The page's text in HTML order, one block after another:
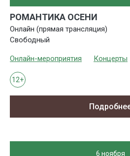
РОМАНТИКА ОСЕНИ
Онлайн (прямая трансляция)
Свободный
Онлайн-мероприятия Концерты
12+
6 ноября